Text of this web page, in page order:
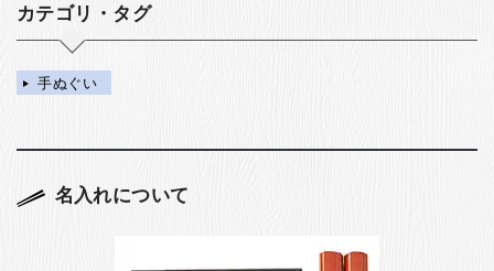
カテゴリ・タグ
手ぬぐい
名入れについて